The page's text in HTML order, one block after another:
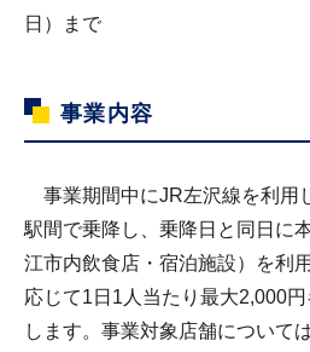
日）まで
事業内容
事業期間中にJR左沢線を利用
駅間で乗降し、乗降日と同日に
江市内飲食店・宿泊施設）を利
応じて1日1人当たり最大2,000
します。事業対象店舗について